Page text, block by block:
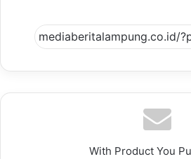
With Product You